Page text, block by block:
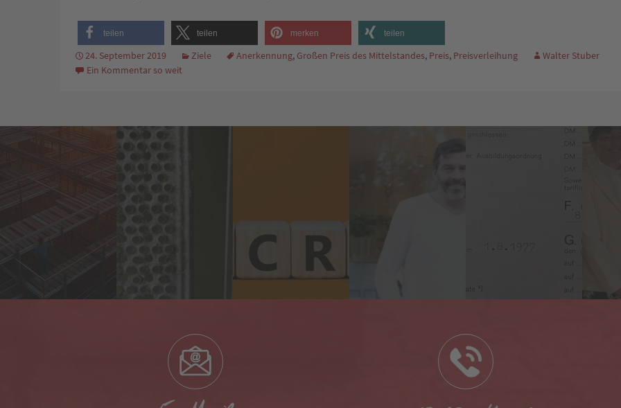
teilen teilen merken teilen
24. September 2019 Ziele Anerkennung, Großen Preis des Mittelstandes, Preis, Preisverleihung
Walter Stuber
Ein Kommentar so weit